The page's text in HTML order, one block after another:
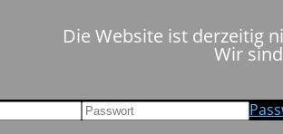
Die Website ist derzeitig
Wir